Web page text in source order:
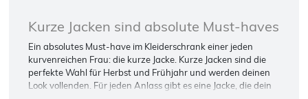
Kurze Jacken sind absolute Must-haves
Ein absolutes Must-have im Kleiderschrank einer jeden
kurvenreichen Frau: die kurze Jacke. Kurze Jacken sind die
perfekte Wahl für Herbst und Frühjahr und werden deinen
Look vollenden. Für jeden Anlass gibt es eine Jacke, die dein